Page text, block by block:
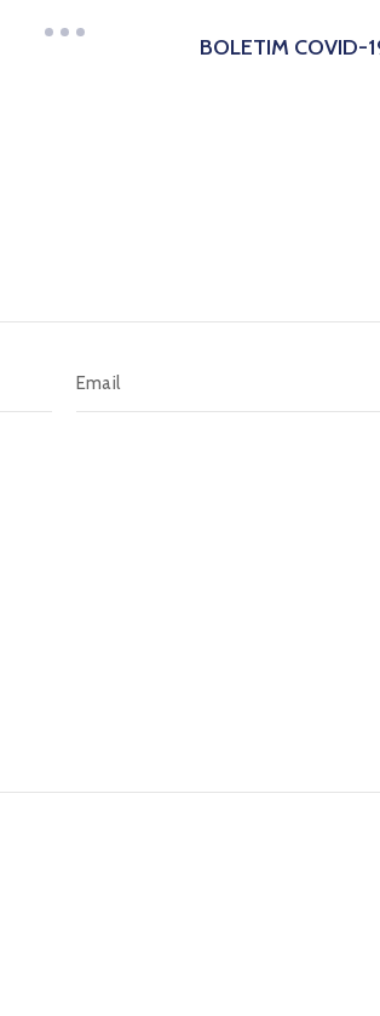
BOLETIM COVID-